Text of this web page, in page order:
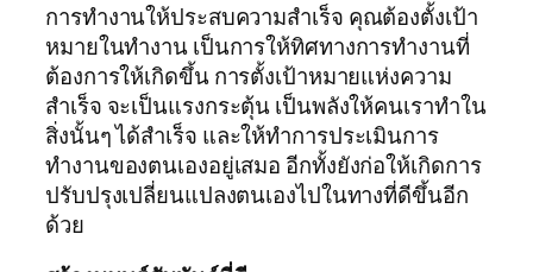
การทำงานให้ประสบความสำเร็จ คุณต้องตั้งเป้า
หมายในทำงาน เป็นการให้ทิศทางการทำงานที่
ต้องการให้เกิดขึ้น การตั้งเป้าหมายแห่งความ
สำเร็จ จะเป็นแรงกระตุ้น เป็นพลังให้คนเราทำใน
สิ่งนั้นๆ ได้สำเร็จ และให้ทำการประเมินการ
ทำงานของตนเองอยู่เสมอ อีกทั้งยังก่อให้เกิดการ
ปรับปรุงเปลี่ยนแปลงตนเองไปในทางที่ดีขึ้นอีก
ด้วย